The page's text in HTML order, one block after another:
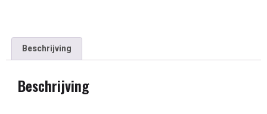
Beschrijving
Beschrijving